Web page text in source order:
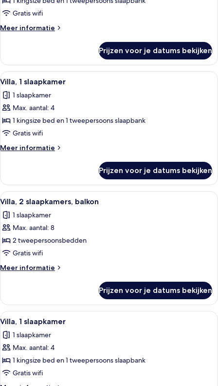
slaapkamer,
balkon
laden
Gratis wifi
Meer informatie
Meer
1
slaapkamer,
balkon
Prijzen voor je datums bekijken
Alle
foto's
voor
Villa,
1
slaapkamer
laden
Een moderne keuken met
3
Villa, 1 slaapkamer
1 slaapkamer
Max. aantal: 4
1 kingsize bed en 1 tweepersoons slaapbank
Gratis wifi
Meer informatie
Meer
1
slaapkamer
Prijzen voor je datums bekijken
Alle
foto's
voor
Villa,
2
slaapkamers,
balkon
laden
Een moderne keuken met
4
Villa, 2 slaapkamers, balkon
1 slaapkamer
Max. aantal: 8
2 tweepersoonsbedden
Gratis wifi
Meer informatie
Meer
2
slaapkamers,
balkon
Prijzen voor je datums bekijken
Alle
foto's
voor
Villa,
1
slaapkamer
laden
Een moderne woonkamer met een
3
Villa, 1 slaapkamer
1 slaapkamer
Max. aantal: 4
1 kingsize bed en 1 tweepersoons slaapbank
Gratis wifi